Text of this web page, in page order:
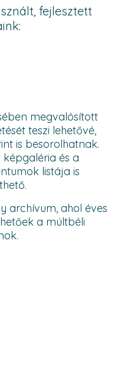
fejlesztett
megvalósított
teszi lehetővé,
is besorolhatnak.
képgaléria és a
listája is
archívum, ahol éves
a múltbéli